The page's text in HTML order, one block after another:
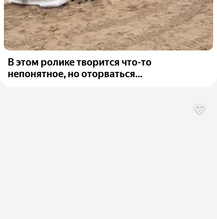
В этом ролике творится что-то
непонятное, но оторваться...